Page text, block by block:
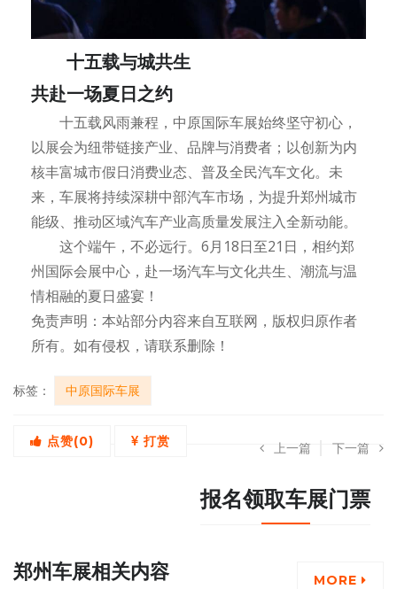
十五载与城共生
共赴一场夏日之约
十五载风雨兼程，中原国际车展始终坚守初心，
以展会为纽带链接产业、品牌与消费者；以创新为内
核丰富城市假日消费业态、普及全民汽车文化。未
来，车展将持续深耕中部汽车市场，为提升郑州城市
能级、推动区域汽车产业高质量发展注入全新动能。
这个端午，不必远行。6月18日至21日，相约郑
州国际会展中心，赴一场汽车与文化共生、潮流与温
情相融的夏日盛宴！
免责声明：本站部分内容来自互联网，版权归原作者
所有。如有侵权，请联系删除！
标签： 中原国际车展
点赞(0) 打赏 上一篇 下一篇
报名领取车展门票
郑州车展相关内容 MORE